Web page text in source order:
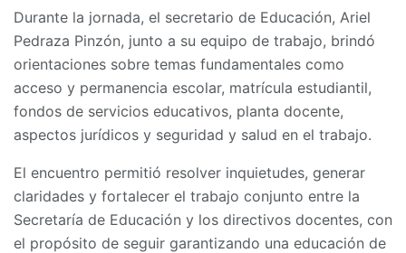
Durante la jornada, el secretario de Educación, Ariel
Pedraza Pinzón, junto a su equipo de trabajo, brindó
orientaciones sobre temas fundamentales como
acceso y permanencia escolar, matrícula estudiantil,
fondos de servicios educativos, planta docente,
aspectos jurídicos y seguridad y salud en el trabajo.
El encuentro permitió resolver inquietudes, generar
claridades y fortalecer el trabajo conjunto entre la
Secretaría de Educación y los directivos docentes, con
el propósito de seguir garantizando una educación de